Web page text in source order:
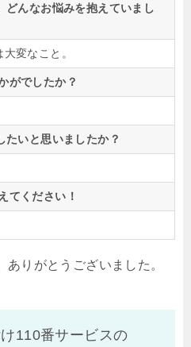
どんなお悩みを抱えていまし
変なこと。
がでしたか？
たいと思いましたか？
てください！
りがとうございました。
110番サービスの